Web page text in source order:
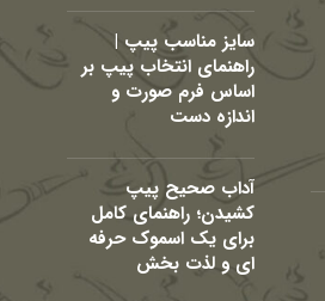
سایز مناسب پیپ |
راهنمای انتخاب پیپ بر
اساس فرم صورت و
اندازه دست
آداب صحیح پیپ
کشیدن؛ راهنمای کامل
برای یک اسموک حرفه
ای و لذت بخش